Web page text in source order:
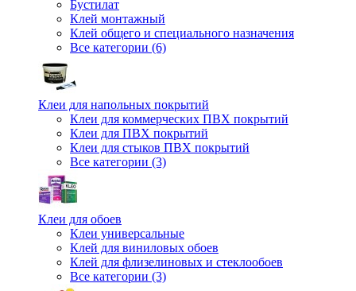
Бустилат
Клей монтажный
Клей общего и специального назначения
Все категории (6)
Клеи для напольных покрытий
Клеи для коммерческих ПВХ покрытий
Клеи для ПВХ покрытий
Клеи для стыков ПВХ покрытий
Все категории (3)
Клеи для обоев
Клеи универсальные
Клей для виниловых обоев
Клей для флизелиновых и стеклообоев
Все категории (3)